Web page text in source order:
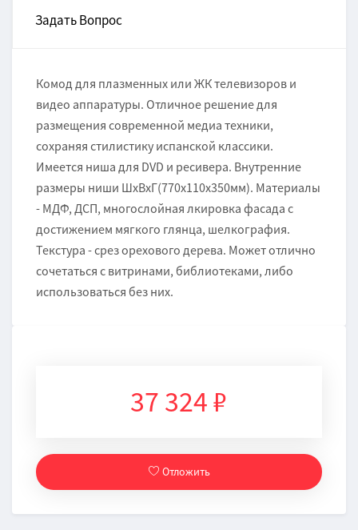
Задать Вопрос
Комод для плазменных или ЖК телевизоров и
видео аппаратуры. Отличное решение для
размещения современной медиа техники,
сохраняя стилистику испанской классики.
Имеется ниша для DVD и ресивера. Внутренние
размеры ниши ШхВхГ(770х110х350мм). Материалы
- МДФ, ДСП, многослойная лкировка фасада с
достижением мягкого глянца, шелкография.
Текстура - срез орехового дерева. Может отлично
сочетаться с витринами, библиотеками, либо
использоваться без них.
37 324 ₽
Отложить